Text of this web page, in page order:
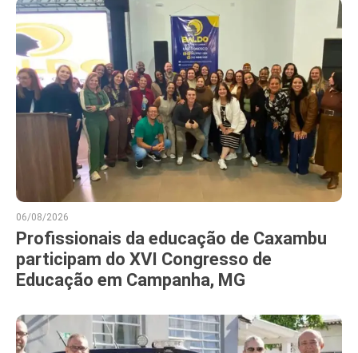
06/08/2026
Profissionais da educação de Caxambu
participam do XVI Congresso de
Educação em Campanha, MG